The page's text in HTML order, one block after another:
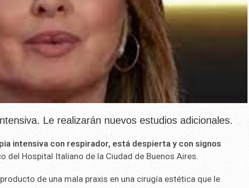
Le realizarán nuevos estudios adicionales.
intensiva con respirador, está despierta y con signos
del Hospital Italiano de la Ciudad de Buenos Aires.
de una mala praxis en una cirugía estética que le